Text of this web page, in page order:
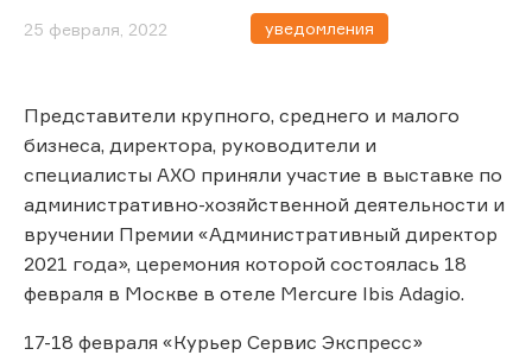
25 февраля, 2022 уведомления
Представители крупного, среднего и малого
бизнеса, директора, руководители и
специалисты АХО приняли участие в выставке по
административно-хозяйственной деятельности и
вручении Премии «Административный директор
2021 года», церемония которой состоялась 18
февраля в Москве в отеле Mercure Ibis Adagio.
17-18 февраля «Курьер Сервис Экспресс»